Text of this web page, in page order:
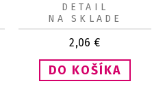
2,06 €
DETAIL
NA SKLADE